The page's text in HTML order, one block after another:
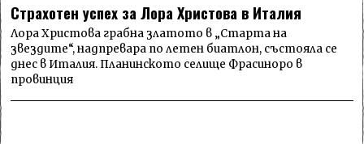
Страхотен успех за Лора Христова в Италия
Лора Христова грабна златото в „Старта на
звездите“, надпревара по летен биатлон, състояла се
днес в Италия. Планинското селище Фрасиноро в
провинция